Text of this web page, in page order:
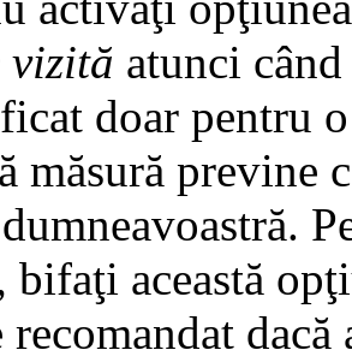
vizită atunci
doar pentru
măsură previne
această
recomandat